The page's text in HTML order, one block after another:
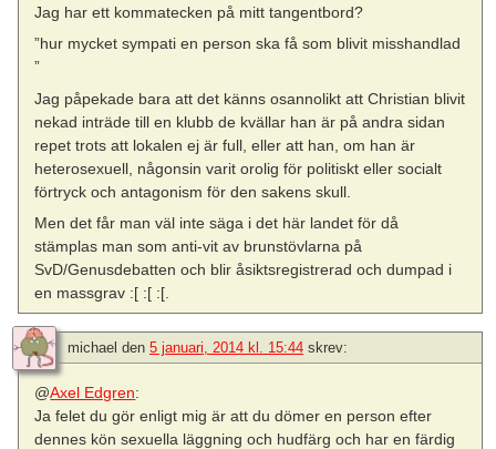
Jag har ett kommatecken på mitt tangentbord?
”hur mycket sympati en person ska få som blivit misshandlad
”
Jag påpekade bara att det känns osannolikt att Christian blivit
nekad inträde till en klubb de kvällar han är på andra sidan
repet trots att lokalen ej är full, eller att han, om han är
heterosexuell, någonsin varit orolig för politiskt eller socialt
förtryck och antagonism för den sakens skull.
Men det får man väl inte säga i det här landet för då
stämplas man som anti-vit av brunstövlarna på
SvD/Genusdebatten och blir åsiktsregistrerad och dumpad i
en massgrav :[ :[ :[.
michael den 5 januari, 2014 kl. 15:44 skrev:
@Axel Edgren:
Ja felet du gör enligt mig är att du dömer en person efter
dennes kön sexuella läggning och hudfärg och har en färdig